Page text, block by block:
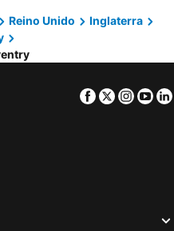
Reino Unido
Inglaterra
Facebook
Twitter